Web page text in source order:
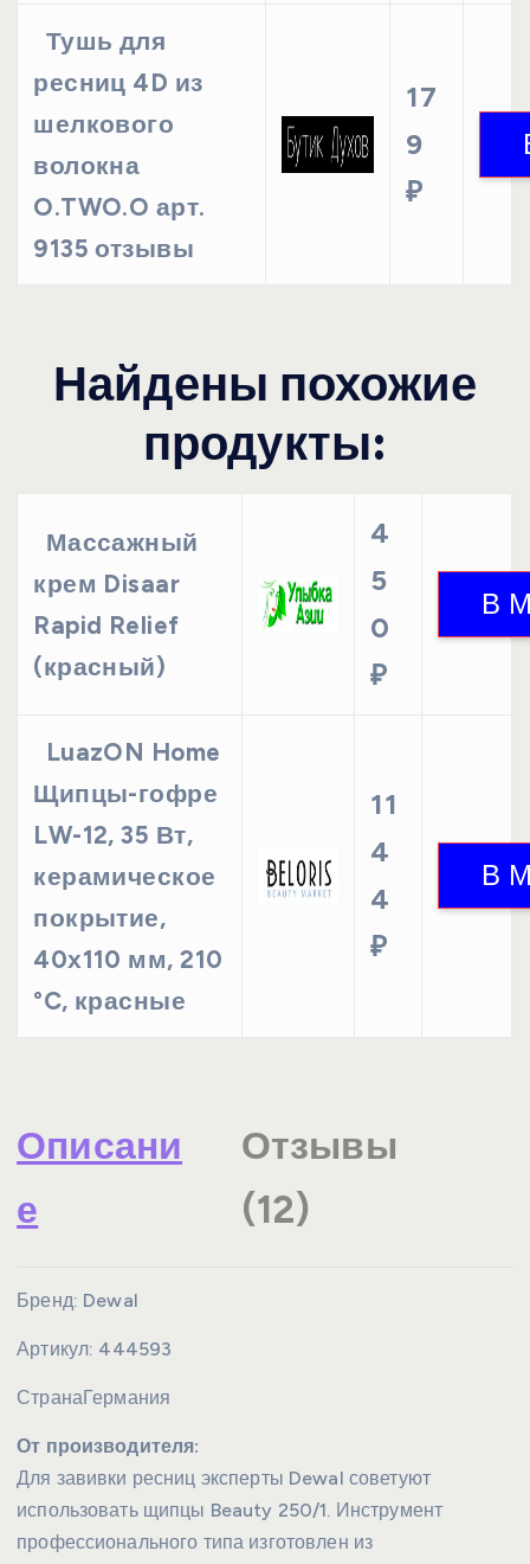
Тушь для
ресниц 4D из
шелкового
волокна
O.TWO.O арт.
9135 отзывы
17
9
₽
Найдены похожие
продукты:
Массажный
крем Disaar
Rapid Relief
(красный)
4
5
0
₽
LuazON Home
Щипцы-гофре
LW-12, 35 Вт,
керамическое
покрытие,
40х110 мм, 210
°C, красные
11
4
4
₽
Описани
е
Отзывы
(12)
Бренд: Dewal
Артикул: 444593
СтранаГермания
От производителя:
Для завивки ресниц эксперты Dewal советуют
использовать щипцы Beauty 250/1. Инструмент
профессионального типа изготовлен из